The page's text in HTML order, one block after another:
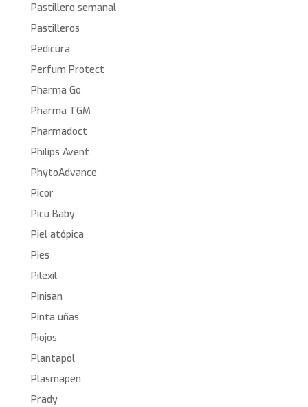
Pastillero semanal
Pastilleros
Pedicura
Perfum Protect
Pharma Go
Pharma TGM
Pharmadoct
Philips Avent
PhytoAdvance
Picor
Picu Baby
Piel atópica
Pies
Pilexil
Pinisan
Pinta uñas
Piojos
Plantapol
Plasmapen
Prady